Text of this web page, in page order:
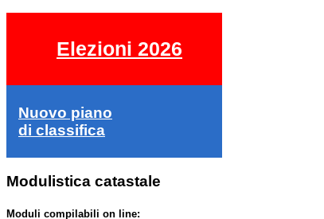
Elezioni 2026
Nuovo piano
di classifica
Modulistica catastale
Moduli compilabili on line: